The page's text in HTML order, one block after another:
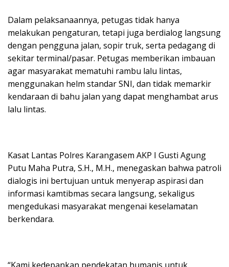
Dalam pelaksanaannya, petugas tidak hanya
melakukan pengaturan, tetapi juga berdialog langsung
dengan pengguna jalan, sopir truk, serta pedagang di
sekitar terminal/pasar. Petugas memberikan imbauan
agar masyarakat mematuhi rambu lalu lintas,
menggunakan helm standar SNI, dan tidak memarkir
kendaraan di bahu jalan yang dapat menghambat arus
lalu lintas.
Kasat Lantas Polres Karangasem AKP I Gusti Agung
Putu Maha Putra, S.H., M.H., menegaskan bahwa patroli
dialogis ini bertujuan untuk menyerap aspirasi dan
informasi kamtibmas secara langsung, sekaligus
mengedukasi masyarakat mengenai keselamatan
berkendara.